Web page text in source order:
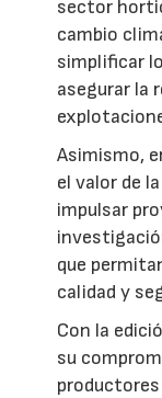
sector
cambio
simplificar
asegurar la
Asimismo,
el valor de
impulsar
que
calidad y
Con la
su